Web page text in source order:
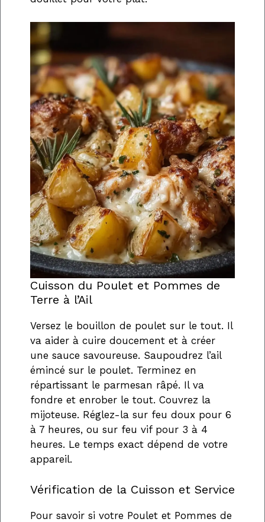
Cuisson du Poulet et Pommes de
Terre à l’Ail
Versez le bouillon de poulet sur le tout. Il
va aider à cuire doucement et à créer
une sauce savoureuse. Saupoudrez l’ail
émincé sur le poulet. Terminez en
répartissant le parmesan râpé. Il va
fondre et enrober le tout. Couvrez la
mijoteuse. Réglez-la sur feu doux pour 6
à 7 heures, ou sur feu vif pour 3 à 4
heures. Le temps exact dépend de votre
appareil.
Vérification de la Cuisson et Service
Pour savoir si votre Poulet et Pommes de